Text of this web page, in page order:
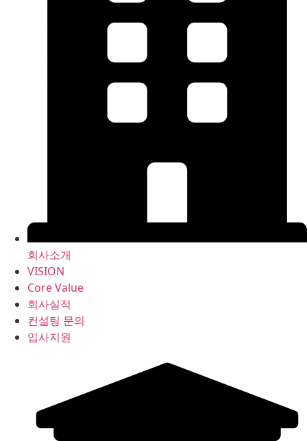
회사소개
VISION
Core Value
회사실적
컨설팅 문의
입사지원